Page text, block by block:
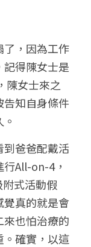
了，因為工作
得陳女士是
陳女士來之
知自身條件
到爸爸配戴活
All-on-4，
式活動假
覺真的就是會
也怕治療的
。確實，以這